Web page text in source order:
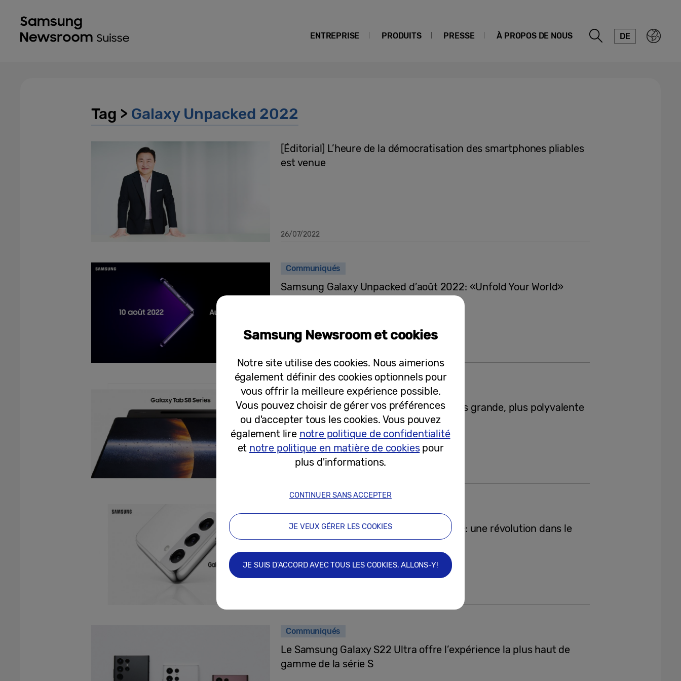
ENTREPRISE PRODUITS PRESSE À PROPOS DE NOUS DE
Tag > Galaxy Unpacked 2022
[Éditorial] L’heure de la démocratisation des smartphones pliables
est venue
26/07/2022
Communiqués
Samsung Galaxy Unpacked d’août 2022: «Unfold Your World»
Communiqués
La série Samsung Galaxy Tab S8 est plus grande, plus polyvalente
et plus performante
Nouveaux Samsung Galaxy S22 et S22+: une révolution dans le
domaine de la photographie
Communiqués
Le Samsung Galaxy S22 Ultra offre l’expérience la plus haut de
gamme de la série S
Samsung Newsroom et cookies
Notre site utilise des cookies. Nous aimerions
également définir des cookies optionnels pour
vous offrir la meilleure expérience possible.
Vous pouvez choisir de gérer vos préférences
ou d'accepter tous les cookies. Vous pouvez
également lire notre politique de confidentialité
et notre politique en matière de cookiespour
plus d'informations.
CONTINUER SANS ACCEPTER
JE VEUX GÉRER LES COOKIES
JE SUIS D'ACCORD AVEC TOUS LES COOKIES, ALLONS-Y!